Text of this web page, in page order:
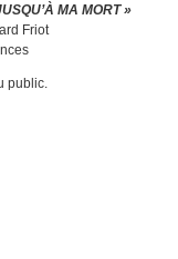
MA MORT »
Friot
public.